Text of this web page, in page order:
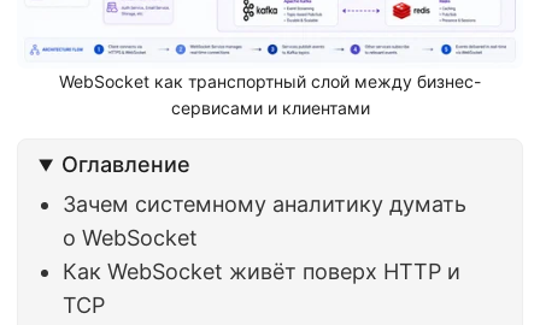
WebSocket как транспортный слой между бизнес-
сервисами и клиентами
Оглавление
Зачем системному аналитику думать
о WebSocket
Как WebSocket живёт поверх HTTP и
TCP